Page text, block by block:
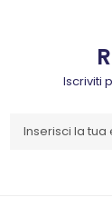
Iscriviti